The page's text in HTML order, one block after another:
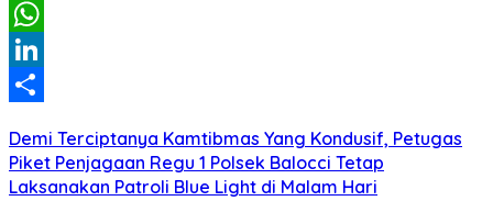
Email
WhatsApp
LinkedIn
Demi Terciptanya Kamtibmas Yang Kondusif, Petugas
Piket Penjagaan Regu 1 Polsek Balocci Tetap
Laksanakan Patroli Blue Light di Malam Hari